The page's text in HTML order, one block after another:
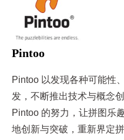
Pintoo
Pintoo 以发现各种可能性
发，不断推出技术与概念
Pintoo 的努力，让拼图乐
地创新与突破，重新界定